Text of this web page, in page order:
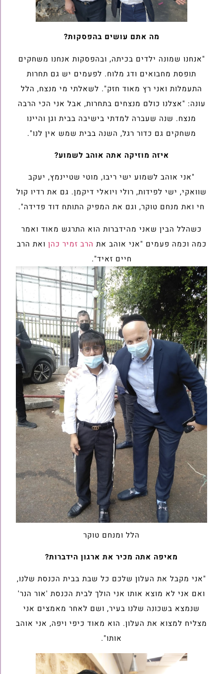
מה אתם עושים בהפסקות?
"אנחנו שמונה ילדים בכיתה, ובהפסקות אנחנו משחקים
תופסת מחבואים ודג מלוח. לפעמים יש גם תחרות
התעמלות ואני רץ מאוד חזק". לשאלתי מי מנצח, הלל
עונה: "אצלנו כולם מנצחים בתחרות, אבל אני הכי הרבה
מנצח. שנה שעברה למדתי בישיבה בבית וגן והיינו
משחקים גם כדור רגל, השנה בבית שמש אין לנו".
איזה מוזיקה אתה אוהב לשמוע?
"אני אוהב לשמוע ישי ריבו, מוטי שטיינמץ, יעקב
שוואקי, ישי לפידות, רולי ויואלי דיקמן. גם את רדיו קול
חי ואת מנחם טוקר, וגם את המפיק התותח דוד פדידה".
כשהלל הבין שאני מהידברות הוא התרגש מאוד ואמר
כמה וכמה פעמים "אני אוהב את הרב זמיר כהן ואת הרב
חיים זאיד".
הלל ומנחם טוקר
מאיפה אתה מכיר את ארגון הידברות?
"אני מקבל את העלון שלכם כל שבת בבית הכנסת שלנו,
ואם אני לא מוצא אותו אני הולך לבית הכנסת 'אור הנר'
שנמצא בשכונה שלנו בעיר, ושם לאחר מאמצים אני
מצליח למצוא את העלון. הוא מאוד כיפי ויפה, אני אוהב
אותו".